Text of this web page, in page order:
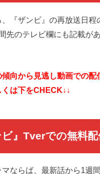
『ザンビ』の再放送日程
先のテレビ欄にも記載が
向から見逃し動画での配
くは下をCHECK↓↓
ビ』Tverでの無料
ならば、最新話から1週